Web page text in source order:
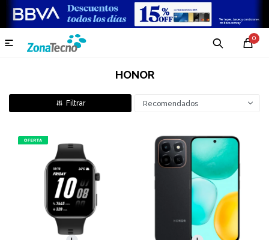
0

HONOR
Recomendados
COMPARAR